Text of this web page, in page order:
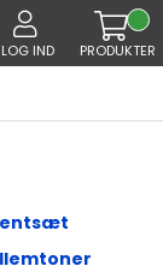
LOG IND PRODUKTER